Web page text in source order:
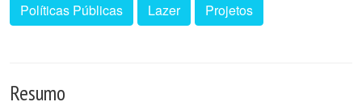
Políticas Públicas Lazer Projetos
Resumo